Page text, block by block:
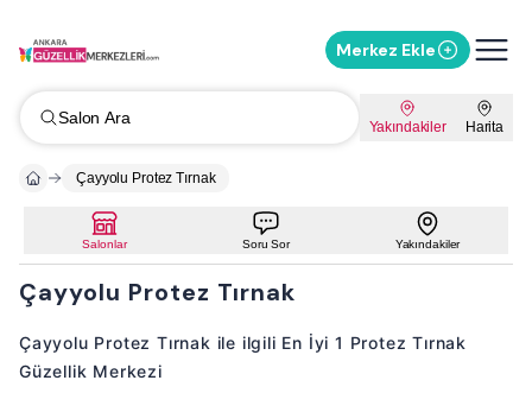
Merkez Ekle
Salon Ara Yakındakiler Harita
Çayyolu Protez Tırnak
Salonlar Soru Sor Yakındakiler
Çayyolu Protez Tırnak
Çayyolu Protez Tırnak ile ilgili En İyi 1 Protez Tırnak
Güzellik Merkezi